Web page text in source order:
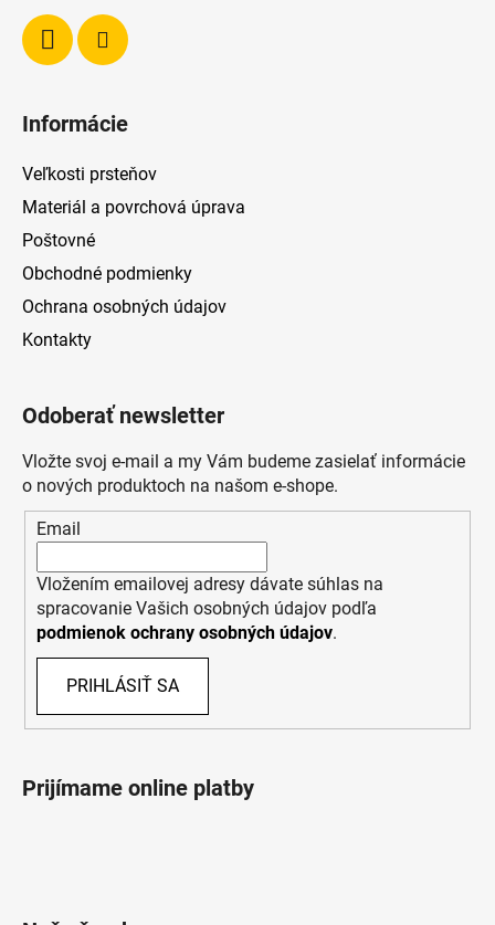
Informácie
Veľkosti prsteňov
Materiál a povrchová úprava
Poštovné
Obchodné podmienky
Ochrana osobných údajov
Kontakty
Odoberať newsletter
Vložte svoj e-mail a my Vám budeme zasielať informácie
o nových produktoch na našom e-shope.
Email
Vložením emailovej adresy dávate súhlas na
spracovanie Vašich osobných údajov podľa
podmienok ochrany osobných údajov.
PRIHLÁSIŤ SA
Prijímame online platby